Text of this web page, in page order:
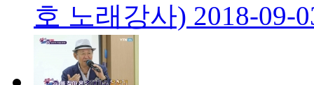
호 노래강사) 2018-09-